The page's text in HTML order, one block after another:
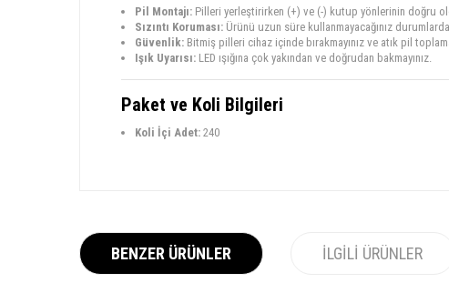
Pil Montajı: Pilleri yerleştirirken (+) ve (-) kutup yönlerinin doğru
Sızıntı Koruması: Ürünü uzun süre kullanmayacağınız
Güvenlik: Bitmiş pilleri cihaz içinde bırakmayınız ve atık pil
Işık Uyarısı: LED ışığına çok yakından ve doğrudan bakmayınız.
Paket ve Koli Bilgileri
Koli İçi Adet: 240
BENZER ÜRÜNLER İLGILI ÜRÜNLER